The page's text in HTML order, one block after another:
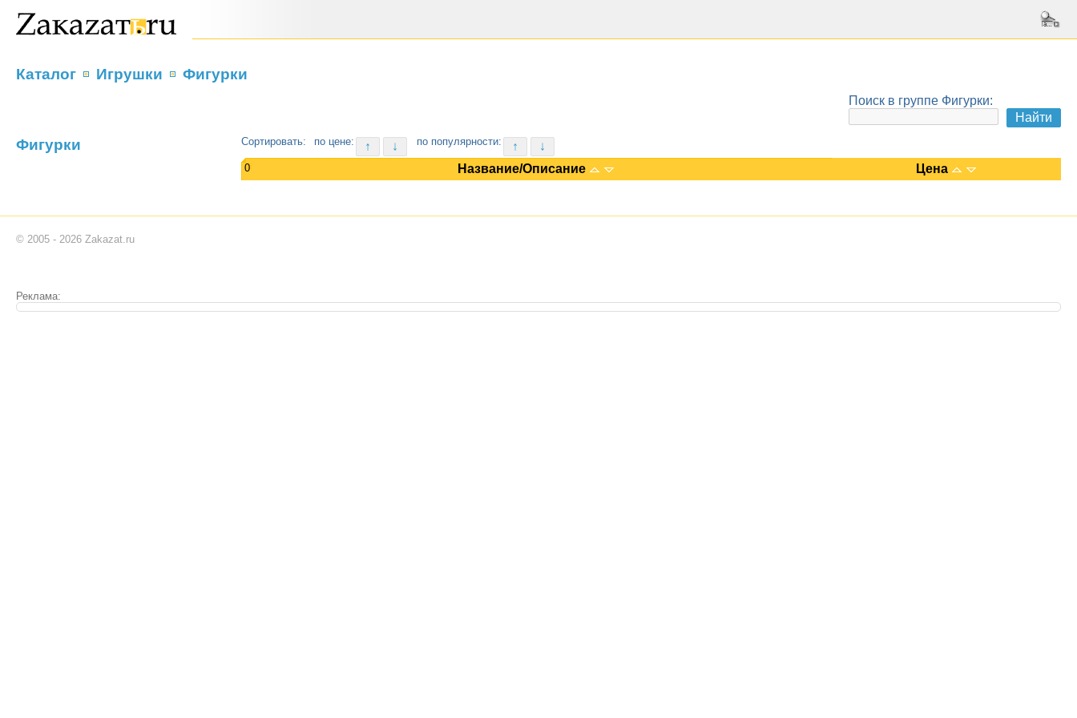
Каталог Игрушки Фигурки
Поиск в группе Фигурки:
Фигурки Сортировать: по цене: ↑ ↓ по популярности: ↑ ↓
0 Название/Описание Цена
© 2005 - 2026 Zakazat.ru
Реклама: